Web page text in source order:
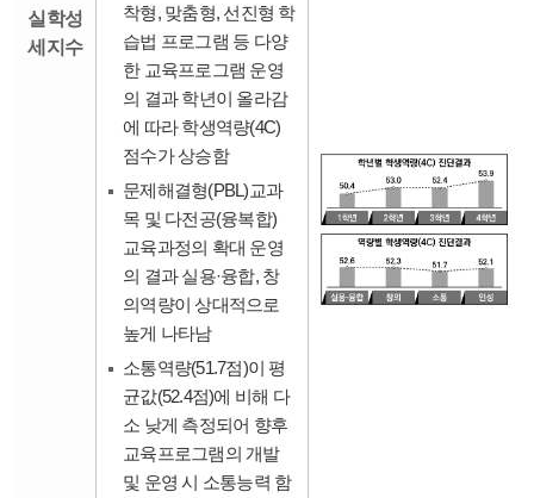
실학성
세지수
착형, 맞춤형, 선진형 학
습법 프로그램 등 다양
한 교육프로그램 운영
의 결과 학년이 올라감
에 따라 학생역량(4C)
점수가 상승함
문제해결형(PBL)교과
목 및 다전공(융복합)
교육과정의 확대 운영
의 결과 실용·융합, 창
의역량이 상대적으로
높게 나타남
소통역량(51.7점)이 평
균값(52.4점)에 비해 다
소 낮게 측정되어 향후
교육프로그램의 개발
및 운영 시 소통능력 함